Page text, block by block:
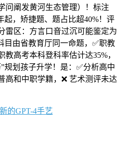
问阐发黄河生态管理）！标注
起，‌矫捷题、题占比超40%‌！评
雷区‌：方言口音过沉可能鉴定为
目由省教育厅同一命题，✅‌职教
教高考本科登科率估计达35%，
规划孩子升学！是：✅‌分析高中
高和中职学籍，❌ 艺术测评未达
的GPT-4手艺